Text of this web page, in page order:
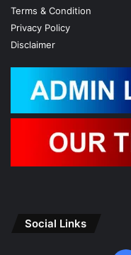
Terms & Condition
Privacy Policy
Disclaimer
Social Links